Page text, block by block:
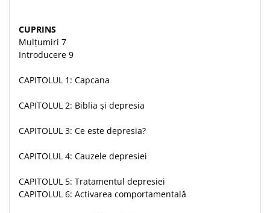
Despre afaceri
Dezvoltare personala
Leadership
Mediu
CUPRINS
Mulțumiri 7
Introducere 9
CAPITOLUL 1: Capcana
CAPITOLUL 2: Biblia și depresia
CAPITOLUL 3: Ce este depresia?
CAPITOLUL 4: Cauzele depresiei
CAPITOLUL 5: Tratamentul depresiei
CAPITOLUL 6: Activarea comportamentală